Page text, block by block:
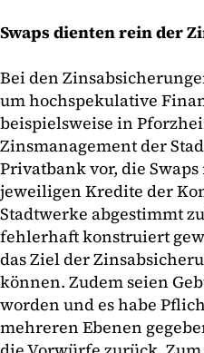
Swaps dienten rein der
Bei den
um hochspekulative
beispielsweise in
Zinsmanagement der
Privatbank vor, die
jeweiligen Kredite der
Stadtwerke abgestimmt
fehlerhaft konstruiert
das Ziel der
können. Zudem seien
worden und es habe
mehreren Ebenen